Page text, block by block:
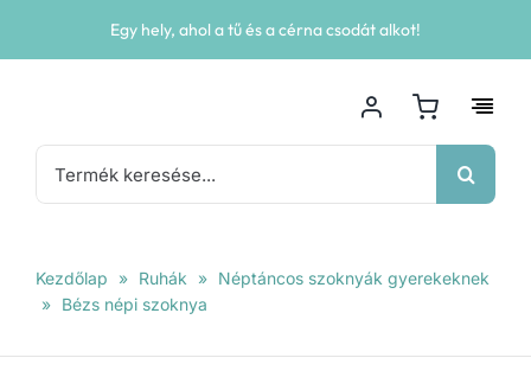
Egy hely, ahol a tű és a cérna csodát alkot!
Keresés...
Kezdőlap » Ruhák » Néptáncos szoknyák gyerekeknek
» Bézs népi szoknya